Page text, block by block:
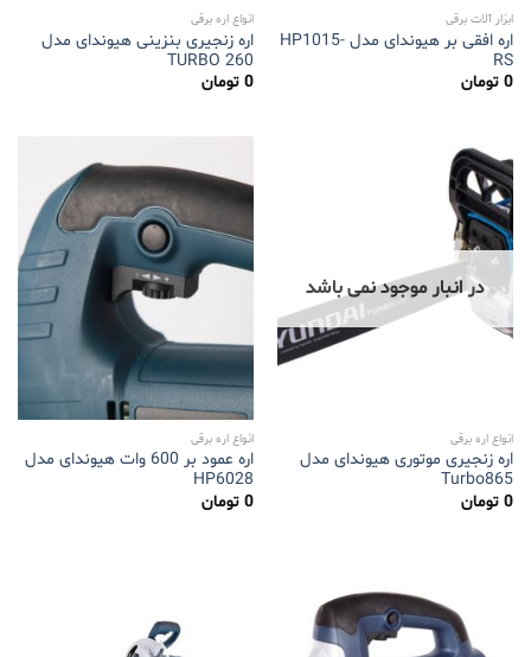
ابزار آلات برقی
اره افقی بر هیوندای مدل HP1015-
RS
0 تومان
انواع اره برقی
اره زنجیری بنزینی هیوندای مدل
TURBO 260
0 تومان
در انبار موجود نمی باشد
انواع اره برقی
اره زنجیری موتوری هیوندای مدل
Turbo865
0 تومان
انواع اره برقی
اره عمود بر 600 وات هیوندای مدل
HP6028
0 تومان